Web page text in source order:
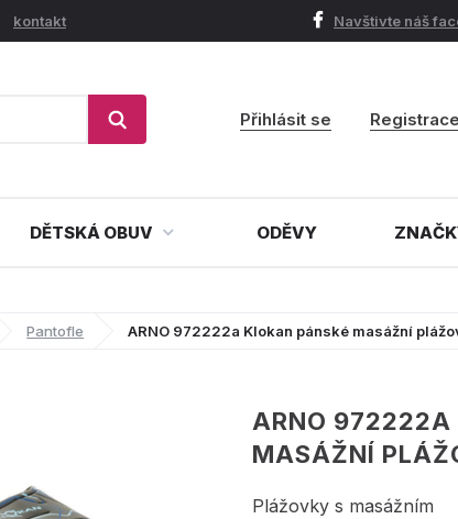
kontakt Navštivte náš
Přihlásit se Registrace
DĚTSKÁ OBUV ODĚVY
Pantofle ARNO 972222a Klokan pánské masážní
ARNO 972222A
MASÁŽNÍ
Plážovky s masážním